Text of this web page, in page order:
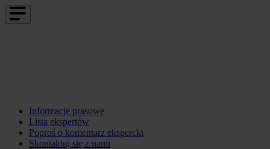
Informacje prasowe
Lista ekspertów
Poproś o komentarz ekspercki
Skontaktuj się z nami